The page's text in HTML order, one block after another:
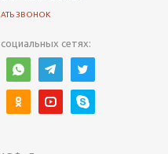
ЗВОНОК
сетях: